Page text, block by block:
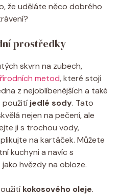
že uděláte něco dobrého
prostředky
skvrn na zubech,
metod, které stojí
z nejoblíbenějších a také
použití jedlé sody. Tato
nejen na pečení, ale
ji s trochou vody,
na kartáček. Můžete
kuchyni a navíc s
hvězdy na obloze.
kokosového oleje.